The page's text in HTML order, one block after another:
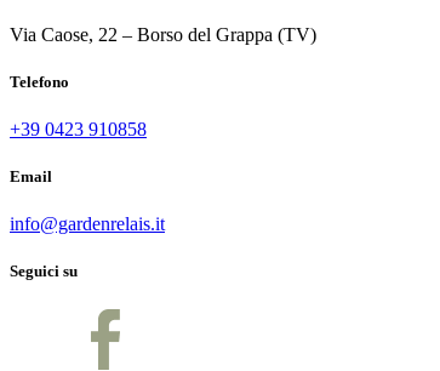
Via Caose, 22 – Borso del Grappa (TV)
Telefono
+39 0423 910858
Email
info@gardenrelais.it
Seguici su